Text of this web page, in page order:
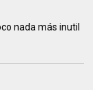
nada más inutil